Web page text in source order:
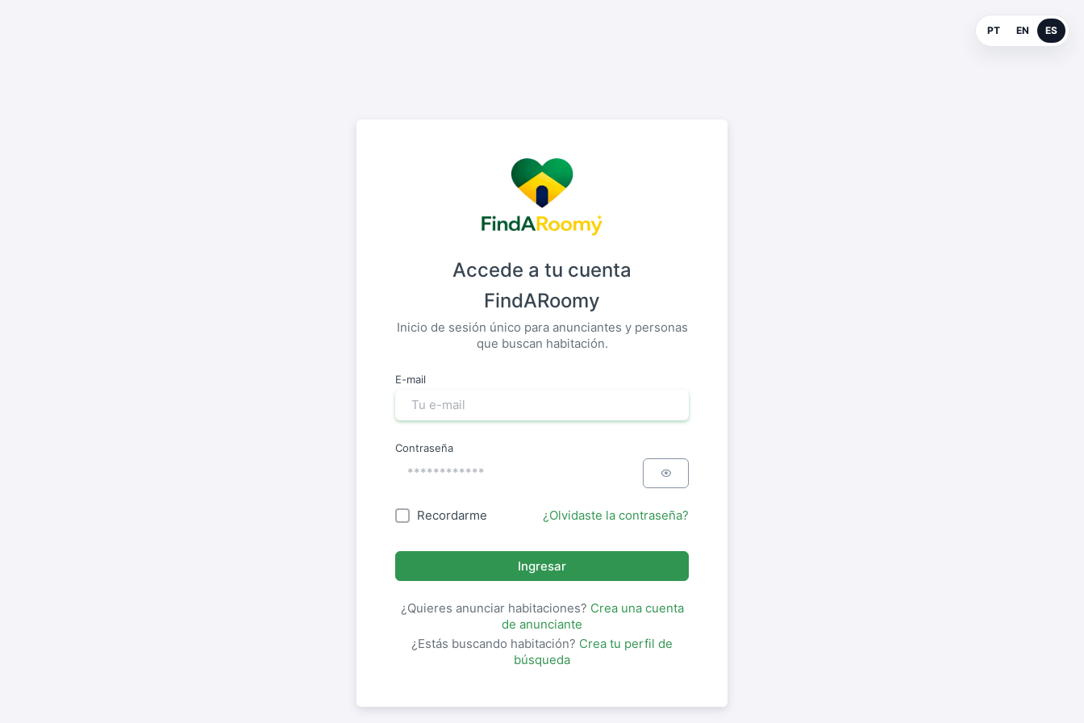
PT EN ES
Accede a tu cuenta
FindARoomy
Inicio de sesión único para anunciantes y personas
que buscan habitación.
E-mail
Contraseña
Recordarme ¿Olvidaste la contraseña?
Ingresar
¿Quieres anunciar habitaciones? Crea una cuenta
de anunciante
¿Estás buscando habitación? Crea tu perfil de
búsqueda